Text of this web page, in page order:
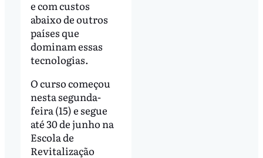
e com custos
abaixo de outros
países que
dominam essas
tecnologias.
O curso começou
nesta segunda-
feira (15) e segue
até 30 de junho na
Escola de
Revitalização